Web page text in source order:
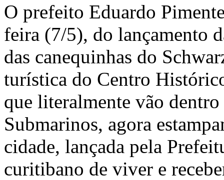
O prefeito Eduardo
feira (7/5), do lançamento
das canequinhas do
turística do Centro
que literalmente vão
Submarinos, agora
cidade, lançada pela
curitibano de viver e